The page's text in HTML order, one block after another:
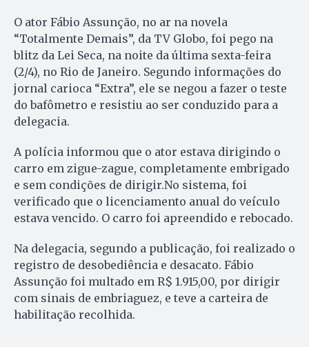
O ator Fábio Assunção, no ar na novela
“Totalmente Demais”, da TV Globo, foi pego na
blitz da Lei Seca, na noite da última sexta-feira
(2/4), no Rio de Janeiro. Segundo informações do
jornal carioca “Extra”, ele se negou a fazer o teste
do bafômetro e resistiu ao ser conduzido para a
delegacia.
A polícia informou que o ator estava dirigindo o
carro em zigue-zague, completamente embrigado
e sem condições de dirigir.No sistema, foi
verificado que o licenciamento anual do veículo
estava vencido. O carro foi apreendido e rebocado.
Na delegacia, segundo a publicação, foi realizado o
registro de desobediência e desacato. Fábio
Assunção foi multado em R$ 1.915,00, por dirigir
com sinais de embriaguez, e teve a carteira de
habilitação recolhida.